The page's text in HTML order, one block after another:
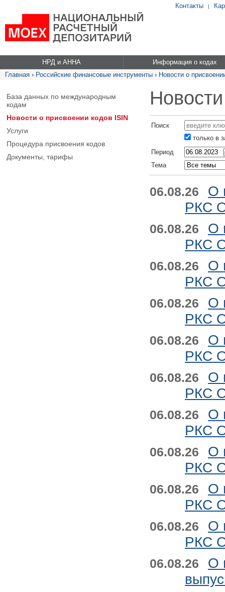
Контакты |
НРД и АННА
Информация о кодах
Главная › Российские финансовые инструменты › Новости о
База данных по международным
кодам
Новости о присвоении кодов ISIN
Услуги
Процедура присвоения кодов
Документы, тарифы
Поиск
только в
Период
Тема
06.08.26
О
РКС
06.08.26
О
РКС
06.08.26
О
РКС
06.08.26
О
РКС
06.08.26
О
РКС
06.08.26
О
РКС
06.08.26
О
РКС
06.08.26
О
РКС
06.08.26
О
РКС
06.08.26
О
РКС
06.08.26
О